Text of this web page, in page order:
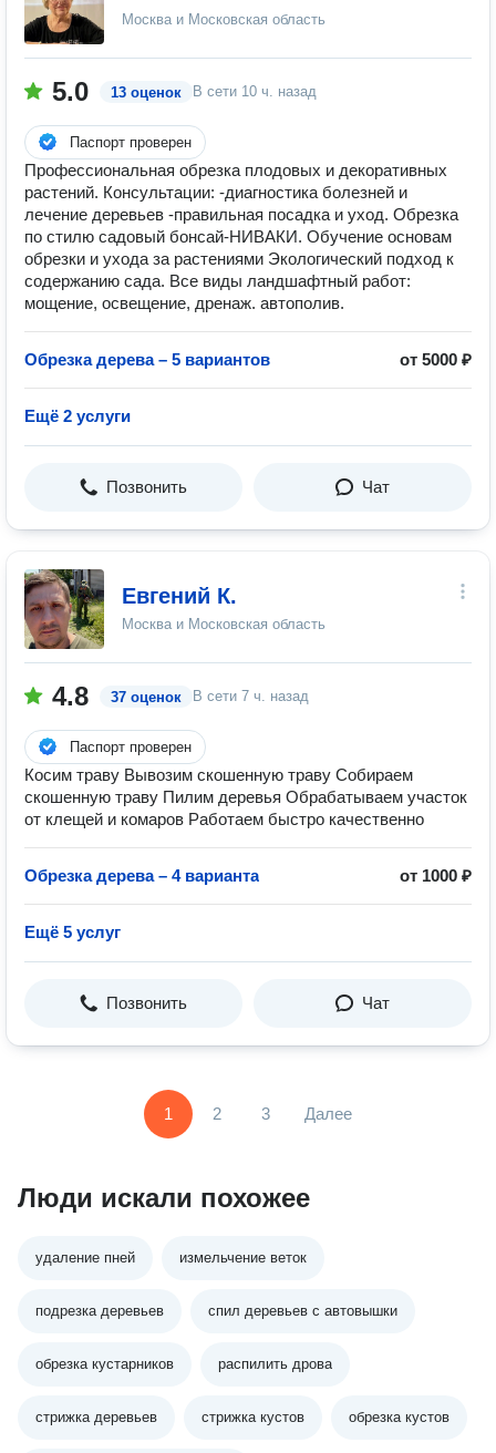
Москва и Московская область
5.0 13 оценок В сети 10 ч. назад
Паспорт проверен
Профессиональная обрезка плодовых и декоративных
растений. Консультации: -диагностика болезней и
лечение деревьев -правильная посадка и уход. Обрезка
по стилю садовый бонсай-НИВАКИ. Обучение основам
обрезки и ухода за растениями Экологический подход к
содержанию сада. Все виды ландшафтный работ:
мощение, освещение, дренаж. автополив.
Обрезка дерева – 5 вариантов от 5000 ₽
Ещё 2 услуги
Позвонить Чат
Евгений К.
Москва и Московская область
4.8 37 оценок В сети 7 ч. назад
Паспорт проверен
Косим траву Вывозим скошенную траву Собираем
скошенную траву Пилим деревья Обрабатываем участок
от клещей и комаров Работаем быстро качественно
Обрезка дерева – 4 варианта от 1000 ₽
Ещё 5 услуг
Позвонить Чат
1 2 3 Далее
Люди искали похожее
удаление пней измельчение веток
подрезка деревьев спил деревьев с автовышки
обрезка кустарников распилить дрова
стрижка деревьев стрижка кустов обрезка кустов